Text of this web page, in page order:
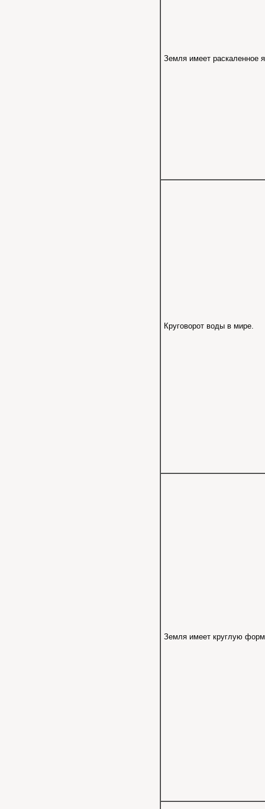
Земля имеет раскаленное
Круговорот воды в мире.
Земля имеет круглую